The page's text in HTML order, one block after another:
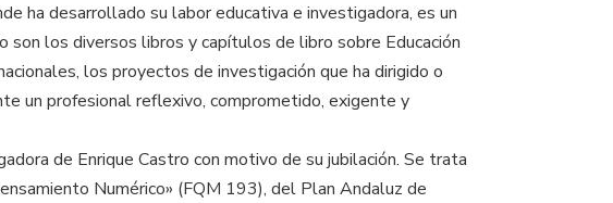
ha desarrollado su labor educativa e investigadora, es un
los diversos libros y capítulos de libro sobre Educación
los proyectos de investigación que ha dirigido o
un profesional reflexivo, comprometido, exigente y
de Enrique Castro con motivo de su jubilación. Se trata
Numérico» (FQM 193), del Plan Andaluz de